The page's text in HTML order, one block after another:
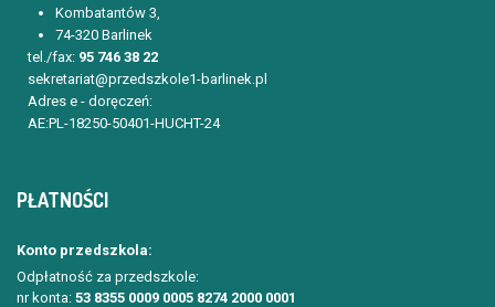
Kombatantów 3,
74-320 Barlinek
tel./fax: 95 746 38 22
sekretariat@przedszkole1-barlinek.pl
Adres e - doręczeń:
AE:PL-18250-50401-HUCHT-24
PŁATNOŚCI
Konto przedszkola:
Odpłatność za przedszkole:
nr konta: 53 8355 0009 0005 8274 2000 0001